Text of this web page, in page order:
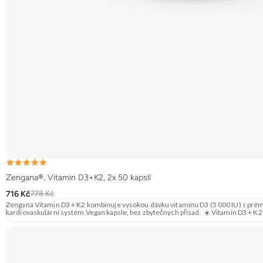
Zengana®, Vitamin D3+K2, 2x 50 kapslí
716 Kč778 Kč
Zengana Vitamin D3 + K2 kombinuje vysokou dávku vitamínu D3 (5 000 IU) s
kardiovaskulární systém.Vegan kapsle, bez zbytečných přísad. ☀️ Vitamin D3 +